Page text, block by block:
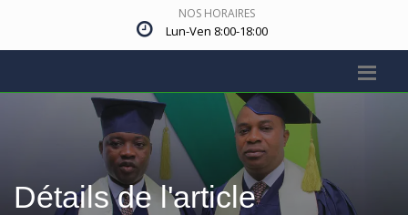
NOS HORAIRES
Lun-Ven 8:00-18:00
Détails de l'article